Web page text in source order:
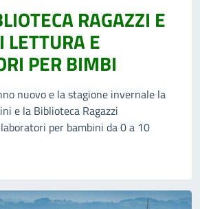
RAGAZZI E
E
PER BIMBI
nuovo e la stagione invernale la
e la Biblioteca Ragazzi
per bambini da 0 a 10